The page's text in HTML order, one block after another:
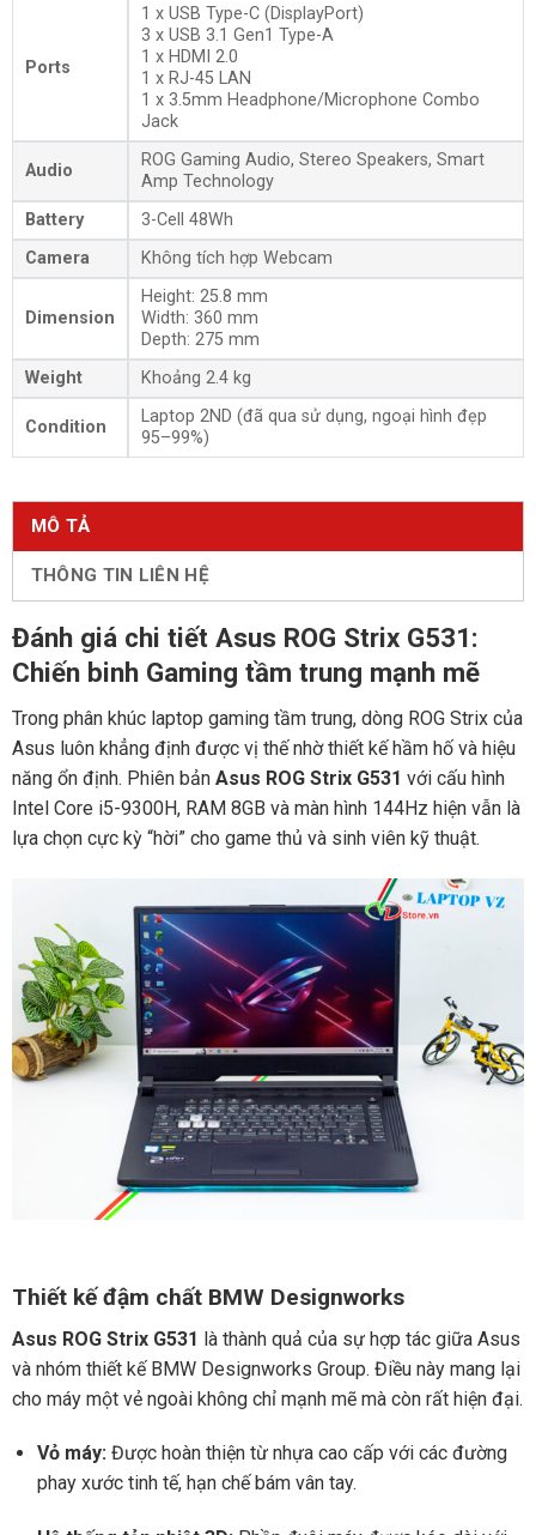
MÔ TẢ
THÔNG TIN LIÊN HỆ
Đánh giá chi tiết Asus ROG Strix G531:
Chiến binh Gaming tầm trung mạnh mẽ
Trong phân khúc laptop gaming tầm trung, dòng ROG Strix của
Asus luôn khẳng định được vị thế nhờ thiết kế hầm hố và hiệu
năng ổn định. Phiên bản Asus ROG Strix G531 với cấu hình
Intel Core i5-9300H, RAM 8GB và màn hình 144Hz hiện vẫn là
lựa chọn cực kỳ “hời” cho game thủ và sinh viên kỹ thuật.
Thiết kế đậm chất BMW Designworks
Asus ROG Strix G531 là thành quả của sự hợp tác giữa Asus
và nhóm thiết kế BMW Designworks Group. Điều này mang lại
cho máy một vẻ ngoài không chỉ mạnh mẽ mà còn rất hiện đại.
Vỏ máy:Được hoàn thiện từ nhựa cao cấp với các đường
phay xước tinh tế, hạn chế bám vân tay.
Ports
1 x USB Type-C (DisplayPort)
3 x USB 3.1 Gen1 Type-A
1 x HDMI 2.0
1 x RJ-45 LAN
1 x 3.5mm Headphone/Microphone Combo
Jack
Audio
ROG Gaming Audio, Stereo Speakers, Smart
Amp Technology
Battery
3-Cell 48Wh
Camera
Không tích hợp Webcam
Dimension
Height: 25.8 mm
Width: 360 mm
Depth: 275 mm
Weight
Khoảng 2.4 kg
Condition
Laptop 2ND (đã qua sử dụng, ngoại hình đẹp
95–99%)